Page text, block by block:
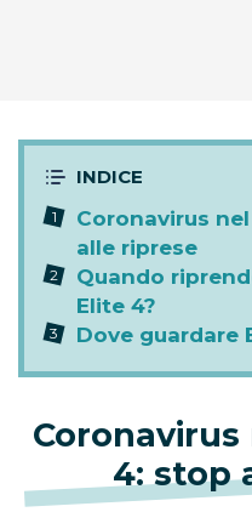
Coronavirus
alle riprese
Quando
Elite 4?
Dove guardare
4: stop